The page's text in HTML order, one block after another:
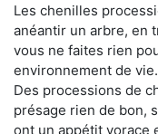
Les chenilles
anéantir un arbre, en
vous ne faites rien
environnement de vie.
Des processions de
présage rien de bon,
ont un appétit vorace